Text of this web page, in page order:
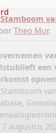
Stamboom
Theo Mur.
een
augustus